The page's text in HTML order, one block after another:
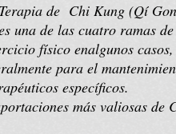
de Chi Kung (Qí
una de las cuatro ramas
físico enalgunos
para el
específicos.
más valiosas